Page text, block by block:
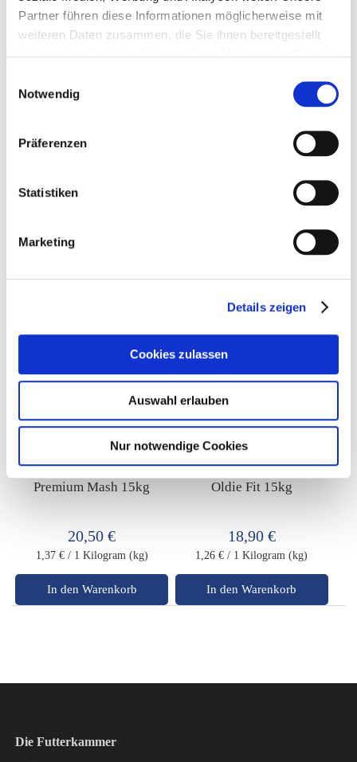
Partner führen diese Informationen möglicherweise mit
weiteren Daten zusammen, die Sie ihnen bereitgestellt
Notwendig
Präferenzen
Statistiken
Marketing
Details zeigen
Cookies zulassen
Auswahl erlauben
Nur notwendige Cookies
Sunrise 15kg
19,50 €
In den Warenkorb
Stuten- und Fohlenmix
/ 1 Kilogram (kg)
In den Warenkorb
Die Futter-Manufaktur
Premium Mash 15kg
20,50 €
1,37 € / 1 Kilogram (kg)
In den Warenkorb
Die Futter-Manufaktur
Oldie Fit 15kg
18,90 €
1,26 € / 1 Kilogram (kg)
In den Warenkorb
Die Futterkammer